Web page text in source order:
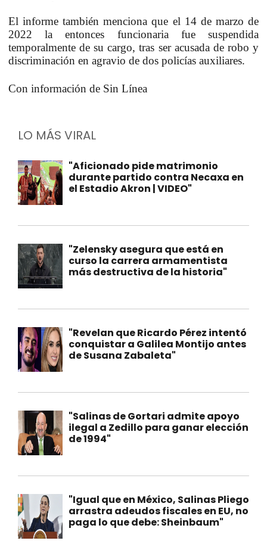
El informe también menciona que el 14 de marzo de
2022 la entonces funcionaria fue suspendida
temporalmente de su cargo, tras ser acusada de robo y
discriminación en agravio de dos policías auxiliares.
Con información de Sin Línea
LO MÁS VIRAL
"Aficionado pide matrimonio
durante partido contra Necaxa en
el Estadio Akron | VIDEO"
"Zelensky asegura que está en
curso la carrera armamentista
más destructiva de la historia"
"Revelan que Ricardo Pérez intentó
conquistar a Galilea Montijo antes
de Susana Zabaleta"
"Salinas de Gortari admite apoyo
ilegal a Zedillo para ganar elección
de 1994"
"Igual que en México, Salinas Pliego
arrastra adeudos fiscales en EU, no
paga lo que debe: Sheinbaum"